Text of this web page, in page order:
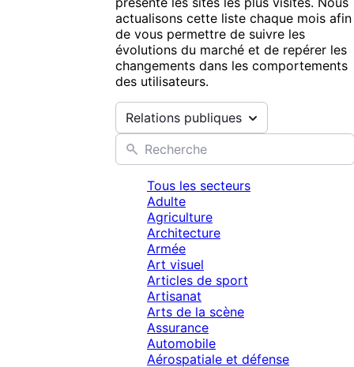
actualisons cette liste chaque mois afin
de vous permettre de suivre les
évolutions du marché et de repérer les
changements dans les comportements
des utilisateurs.
Relations publiques
Tous les secteurs
Adulte
Agriculture
Architecture
Armée
Art visuel
Articles de sport
Artisanat
Arts de la scène
Assurance
Automobile
Aérospatiale et défense